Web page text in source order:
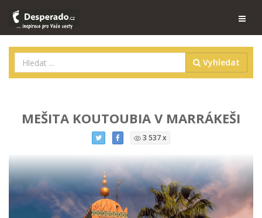
Vyhledat
MEŠITA KOUTOUBIA V MARRÁKEŠI
3 537 x